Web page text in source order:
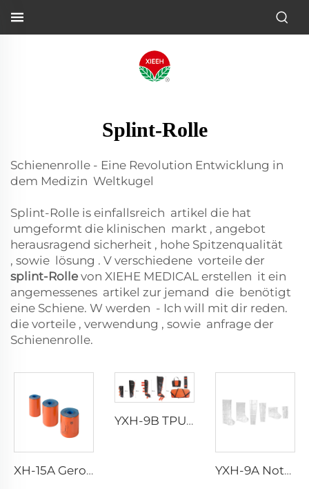
Splint-Rolle
Schienenrolle - Eine Revolution Entwicklung in
dem Medizin Weltkugel
Splint-Rolle is einfallsreich artikel die hat
umgeformt die klinischen markt , angebot
herausragend sicherheit , hohe Spitzenqualität
, sowie lösung . V verschiedene vorteile der
splint-Rolle von XIEHE MEDICAL erstellen it ein
angemessenes artikel zur jemand die benötigt
eine Schiene. W werden - Ich will mit dir reden.
die vorteile , verwendung , sowie anfrage der
Schienenrolle.
XH-15A Gerollte Schiene
YXH-9B TPU-Schienenset
YXH-9A Notfall-Rettungsluftschienen